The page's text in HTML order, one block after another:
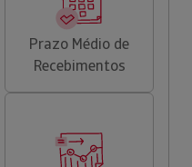
Prazo Médio de
Recebimentos